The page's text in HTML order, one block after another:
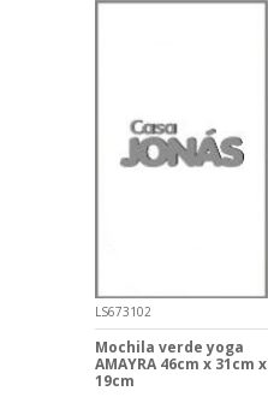
LS673102
Mochila verde yoga
AMAYRA 46cm x 31cm x
19cm